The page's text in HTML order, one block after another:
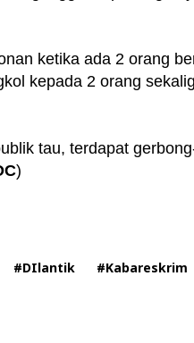
ketika ada 2 orang
kepada 2 orang
tau, terdapat
)
#DIlantik #Kabareskrim